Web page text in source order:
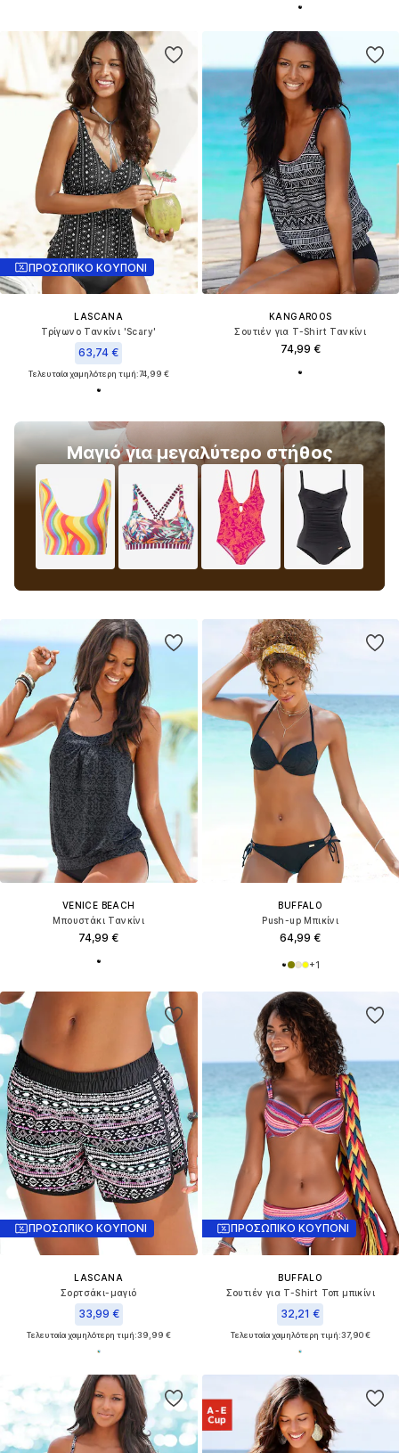
ΠΡΟΣΩΠΙΚΟ ΚΟΥΠΟΝΙ
LASCANA
Τρίγωνο Τανκίνι 'Scary'
63,74 €
Τελευταία χαμηλότερη τιμή:74,99 €
Μαγιό για μεγαλύτερο στήθος
KANGAROOS
Σουτιέν για T-Shirt Τανκίνι
74,99 €
VENICE BEACH
Μπουστάκι Τανκίνι
74,99 €
BUFFALO
Push-up Μπικίνι
64,99 €
+1
ΠΡΟΣΩΠΙΚΟ ΚΟΥΠΟΝΙ
LASCANA
Σορτσάκι-μαγιό
33,99 €
Τελευταία χαμηλότερη τιμή:39,99 €
ΠΡΟΣΩΠΙΚΟ ΚΟΥΠΟΝΙ
BUFFALO
Σουτιέν για T-Shirt Τοπ μπικίνι
32,21 €
Τελευταία χαμηλότερη τιμή:37,90 €